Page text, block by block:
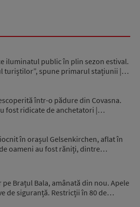
iluminatul public în plin sezon estival.
turiștilor”, spune primarul stațiunii |…
într-o pădure din Covasna.
fost ridicate de anchetatori |…
în orașul Gelsenkirchen, aflat în
oameni au fost răniți, dintre…
Brațul Bala, amânată din nou. Apele
de siguranță. Restricții în 80 de…